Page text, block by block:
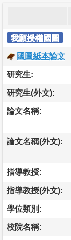
我願授權國圖
國圖紙本論文
研究生:
研究生(外文):
論文名稱:
論文名稱(外文):
指導教授:
指導教授(外文):
學位類別:
校院名稱: